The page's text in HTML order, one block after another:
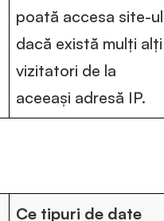
poată accesa site-ul
dacă există mulți alți
vizitatori de la
aceeași adresă IP.
Ce tipuri de date